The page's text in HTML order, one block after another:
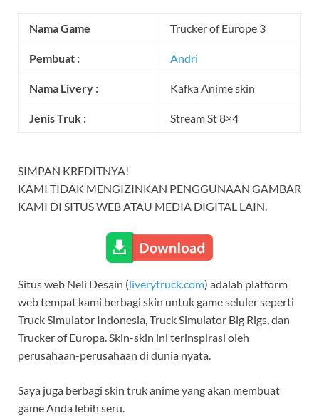
Nama Game Trucker of Europe 3
Pembuat : Andri
Nama Livery : Kafka Anime skin
Jenis Truk : Stream St 8×4
SIMPAN KREDITNYA!
KAMI TIDAK MENGIZINKAN PENGGUNAAN GAMBAR
KAMI DI SITUS WEB ATAU MEDIA DIGITAL LAIN.
Situs web Neli Desain (liverytruck.com) adalah platform
web tempat kami berbagi skin untuk game seluler seperti
Truck Simulator Indonesia, Truck Simulator Big Rigs, dan
Trucker of Europa. Skin-skin ini terinspirasi oleh
perusahaan-perusahaan di dunia nyata.
Saya juga berbagi skin truk anime yang akan membuat
game Anda lebih seru.